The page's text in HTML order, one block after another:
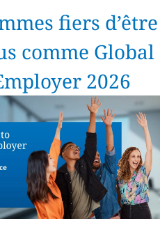
fiers d’être
comme Global
2026